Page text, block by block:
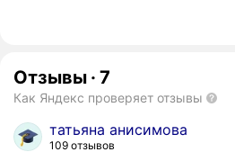
Отзывы · 7
Как Яндекс проверяет отзывы
татьяна анисимова
109 отзывов